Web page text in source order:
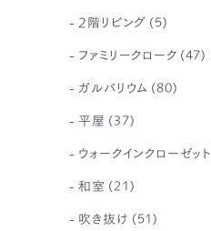
2階リビング (5)
ファミリークローク (47)
ガルバリウム (80)
平屋 (37)
ウォークインクローゼット
和室 (21)
吹き抜け (51)